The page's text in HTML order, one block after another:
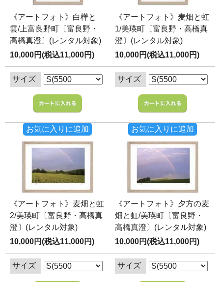
《アートフォト》白樺と
雲/上富良野町〔富良野・
高橋真澄〕(レンタル対象)
10,000円(税込11,000円)
サイズ
お気に入りに追加
《アートフォト》麦畑と虹
1/美瑛町〔富良野・高橋真
澄〕(レンタル対象)
10,000円(税込11,000円)
サイズ
お気に入りに追加
《アートフォト》麦畑と虹
2/美瑛町〔富良野・高橋真
澄〕(レンタル対象)
10,000円(税込11,000円)
サイズ
《アートフォト》夕方の麦
畑と虹/美瑛町〔富良野・
高橋真澄〕(レンタル対象)
10,000円(税込11,000円)
サイズ